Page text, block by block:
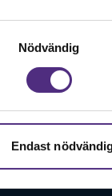
Nödvändig
Endast